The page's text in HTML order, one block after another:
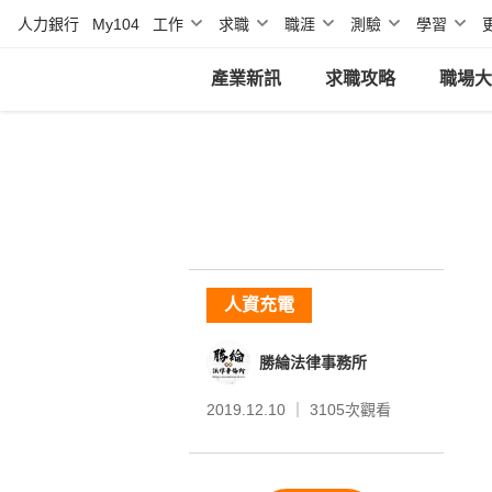
人力銀行 My104 工作 求職 職涯 測驗 學習
產業新訊 求職攻略 職場
人資充電
勝綸法律事務所
2019.12.10 ｜ 3105次觀看